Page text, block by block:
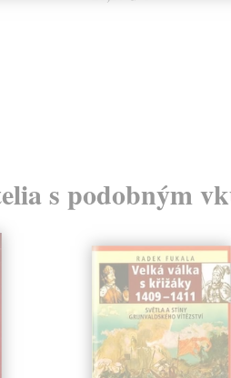
s podobným